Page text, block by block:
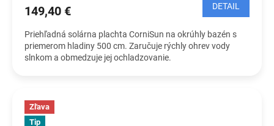
149,40 € DETAIL
Priehľadná solárna plachta CorniSun na okrúhly bazén s
priemerom hladiny 500 cm. Zaručuje rýchly ohrev vody
slnkom a obmedzuje jej ochladzovanie.
Zľava
Tip